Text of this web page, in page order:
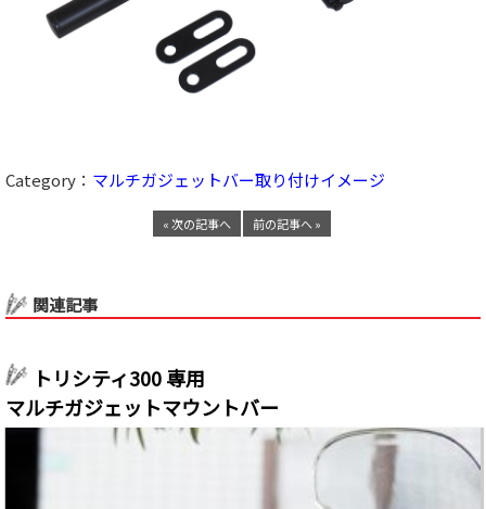
Category： マルチガジェットバー取り付けイメージ
« 次の記事へ 前の記事へ »
関連記事
トリシティ300 専用
マルチガジェットマウントバー